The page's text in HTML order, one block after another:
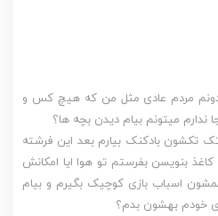
مردم عادی مثل من که هیچ کس و
ندارم میتونم بیام دیدن بچه ها؟
تکشون بادکنک بیارم بعد این فرشته
کاغذ بنویسن بفرستم تو هوا ایا امکانش
اسباب بازی کوچیک بگیرم و بیام
خودم بهشون بدم؟